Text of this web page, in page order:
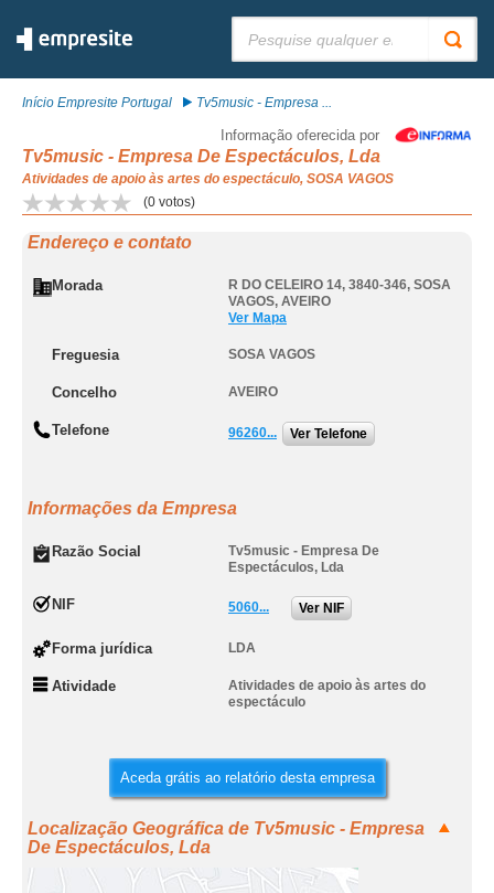
Início Empresite Portugal Tv5music - Empresa ...
Informação oferecida por
Tv5music - Empresa De Espectáculos, Lda
Atividades de apoio às artes do espectáculo, SOSA VAGOS
(0 votos)
Endereço e contato
Morada R DO CELEIRO 14, 3840-346, SOSA
VAGOS, AVEIRO
Ver Mapa
Freguesia SOSA VAGOS
Concelho AVEIRO
Telefone 96260... Ver Telefone
Informações da Empresa
Razão Social
Tv5music - Empresa De
Espectáculos, Lda
NIF 5060... Ver NIF
Forma jurídica LDA
Atividade
Atividades de apoio às artes do
espectáculo
Aceda grátis ao relatório desta empresa
Localização Geográfica de Tv5music - Empresa
De Espectáculos, Lda